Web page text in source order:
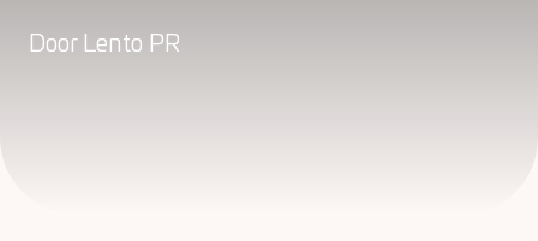
Door Lento PR